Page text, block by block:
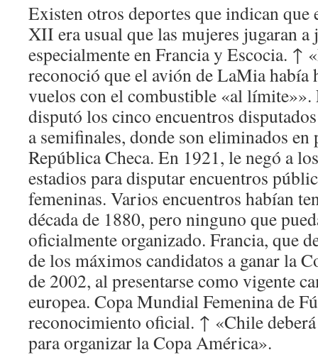
Existen otros deportes que indican
XII era usual que las mujeres jugaran a
especialmente en Francia y Escocia.
reconoció que el avión de LaMia había
vuelos con el combustible «al límite»».
disputó los cinco encuentros
a semifinales, donde son eliminados en
República Checa. En 1921, le negó a
estadios para disputar encuentros
femeninas. Varios encuentros habían
década de 1880, pero ninguno que
oficialmente organizado. Francia, que
de los máximos candidatos a ganar la
de 2002, al presentarse como vigente
europea. Copa Mundial Femenina de
reconocimiento oficial. ↑ «Chile deberá
para organizar la Copa América».